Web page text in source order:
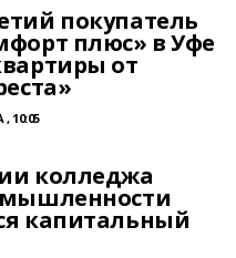
покупатель
плюс» в Уфе
от
, 10:05
колледжа
капитальный